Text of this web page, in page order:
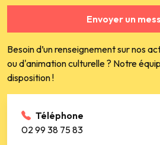
Envoyer un
Besoin d’un renseignement sur nos
ou d'animation culturelle ? Notre
disposition !
Téléphone
02 99 38 75 83